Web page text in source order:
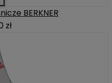
BERKNER
zł